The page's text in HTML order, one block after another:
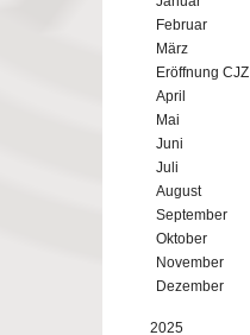
Februar
März
Eröffnung CJZ
April
Mai
Juni
Juli
August
September
Oktober
November
Dezember
2025